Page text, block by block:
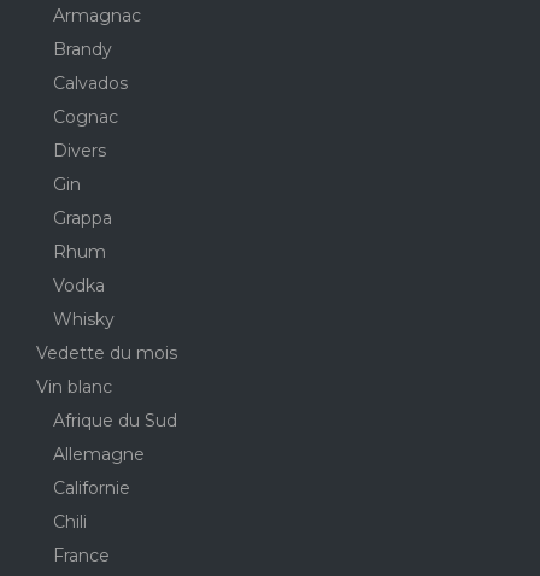
Armagnac
Brandy
Calvados
Cognac
Divers
Gin
Grappa
Rhum
Vodka
Whisky
Vedette du mois
Vin blanc
Afrique du Sud
Allemagne
Californie
Chili
France